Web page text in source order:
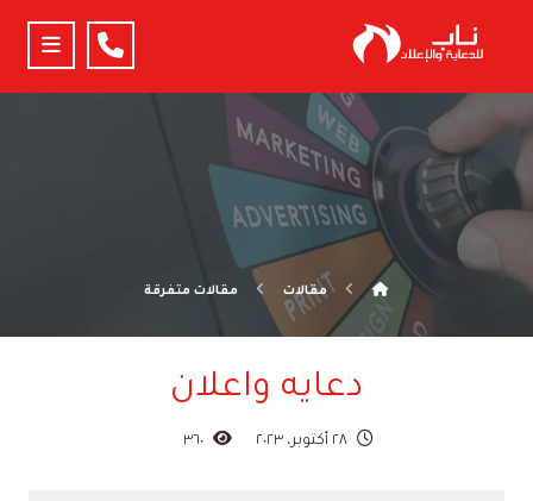
مقالات مقالات متفرقة
دعايه واعلان
٢٨ أكتوبر، ٢٠٢٣ ٣٦٠